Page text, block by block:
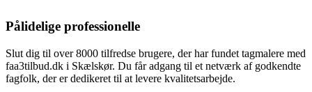
Pålidelige professionelle
Slut dig til over 8000 tilfredse brugere, der har fundet tagmalere med
faa3tilbud.dk i Skælskør. Du får adgang til et netværk af godkendte
fagfolk, der er dedikeret til at levere kvalitetsarbejde.